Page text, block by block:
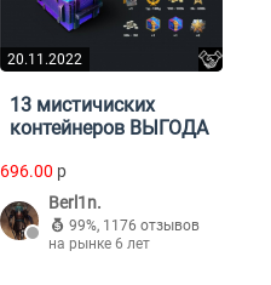
20.11.2022
13 мистичиских
контейнеров ВЫГОДА
696.00 p
Berl1n.
99%, 1176 отзывов
на рынке 6 лет